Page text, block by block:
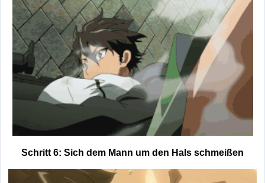
Schritt 6: Sich dem Mann um den Hals schmeißen